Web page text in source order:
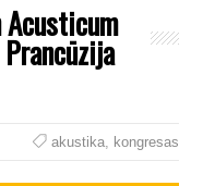
akustika, kongresas